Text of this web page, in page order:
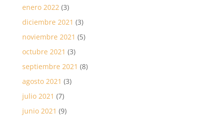
enero 2022(3)
diciembre 2021 (3)
noviembre 2021 (5)
octubre 2021 (3)
septiembre 2021 (8)
agosto 2021 (3)
julio 2021 (7)
junio 2021 (9)